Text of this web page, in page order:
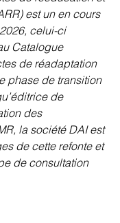
est un en cours
celui-ci
Catalogue
de réadaptation
phase de transition
de
des
la société DAI est
de cette refonte et
de consultation